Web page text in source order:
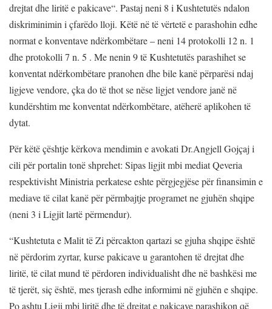
drejtat dhe liritë e pakicave“. Pastaj neni 8 i Kushtetutës ndalon
diskriminimin i çfarëdo lloji. Këtë në të vërtetë e parashohin edhe
normat e konventave ndërkombëtare – neni 14 protokolli 12 n. 1
dhe protokolli 7 n. 5 . Me nenin 9 të Kushtetutës parashihet se
konventat ndërkombëtare pranohen dhe bile kanë përparësi ndaj
ligjeve vendore, çka do të thot se nëse ligjet vendore janë në
kundërshtim me konventat ndërkombëtare, atëherë aplikohen të
dytat.
Për këtë çështje kërkova mendimin e avokati Dr.Angjell Gojçaj i
cili për portalin tonë shprehet: Sipas ligjit mbi mediat Qeveria
respektivisht Ministria perkatese eshte përgjegjëse për finansimin e
mediave të cilat kanë për përmbajtje programet ne gjuhën shqipe
(neni 3 i Ligjit lartë përmendur).
“Kushtetuta e Malit të Zi përcakton qartazi se gjuha shqipe është
në përdorim zyrtar, kurse pakicave u garantohen të drejtat dhe
liritë, të cilat mund të përdoren individualisht dhe në bashkësi me
të tjerët, siç është, mes tjerash edhe informimi në gjuhën e shqipe.
Po ashtu Ligji mbi liritë dhe të drejtat e pakicave parashikon që